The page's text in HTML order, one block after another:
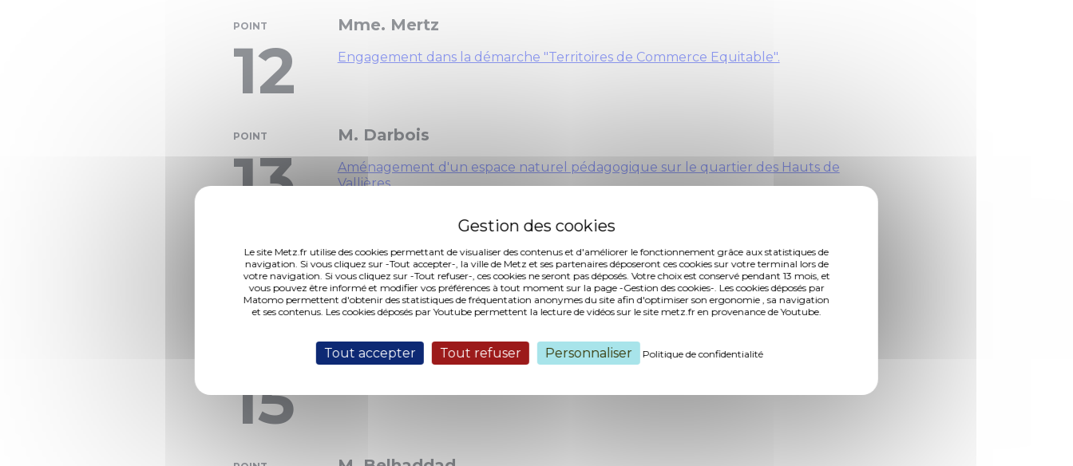
Le site Metz.fr utilise des cookies permettant de visualiser des contenus et d'améliorer le fonctionnement grâce aux statistiques de
navigation. Si vous cliquez sur -Tout accepter-, la ville de Metz et ses partenaires déposeront ces cookies sur votre terminal lors de
votre navigation. Si vous cliquez sur -Tout refuser-, ces cookies ne seront pas déposés. Votre choix est conservé pendant 13 mois, et
vous pouvez être informé et modifier vos préférences à tout moment sur la page -Gestion des cookies-. Les cookies déposés par
Matomo permettent d'obtenir des statistiques de fréquentation anonymes du site afin d'optimiser son ergonomie , sa navigation
et ses contenus. Les cookies déposés par Youtube permettent la lecture de vidéos sur le site metz.fr en provenance de Youtube.
Tout accepter Tout refuser Personnaliser Politique de confidentialité
POINT
12
Mme. Mertz
Engagement dans la démarche "Territoires de Commerce Equitable".
POINT
13
M. Darbois
Aménagement d'un espace naturel pédagogique sur le quartier des Hauts de
Vallières.
POINT
14
M. Belhaddad
Aide au démarrage des associations sportives pour la saison 2012/2013.
15
M. Martalié